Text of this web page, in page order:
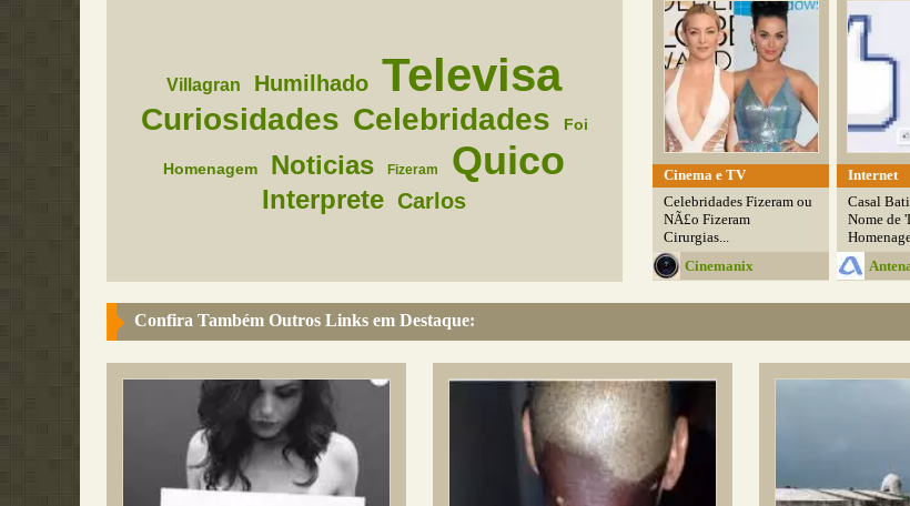
Villagran Humilhado Televisa
Curiosidades Celebridades Foi
Homenagem Noticias Fizeram Quico
Interprete Carlos
Cinema e TV
Celebridades Fizeram ou
NÃ£o Fizeram
Cirurgias...
Cinemanix
Internet
Casal
Nome de
Confira Também Outros Links em Destaque: